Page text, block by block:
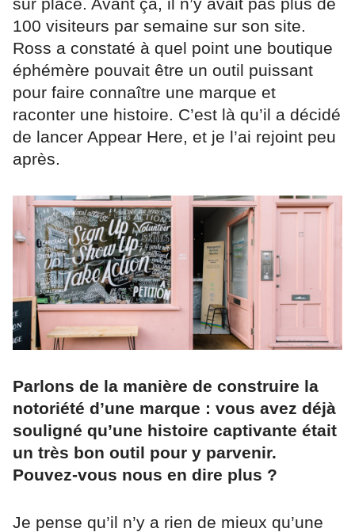
sur place. Avant ça, il n’y avait pas plus de
100 visiteurs par semaine sur son site.
Ross a constaté à quel point une boutique
éphémère pouvait être un outil puissant
pour faire connaître une marque et
raconter une histoire. C’est là qu’il a décidé
de lancer Appear Here, et je l’ai rejoint peu
après.
Parlons de la manière de construire la
notoriété d’une marque : vous avez déjà
souligné qu’une histoire captivante était
un très bon outil pour y parvenir.
Pouvez-vous nous en dire plus ?
Je pense qu’il n’y a rien de mieux qu’une